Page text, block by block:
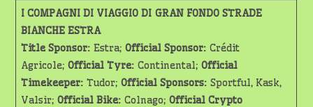
I COMPAGNI DI VIAGGIO DI GRAN FONDO STRADE
BIANCHE ESTRA
Title Sponsor: Estra;Official Sponsor: Crédit
Agricole;Official Tyre: Continental;Official
Timekeeper: Tudor;Official Sponsors: Sportful, Kask,
Valsir;Official Bike: Colnago;Official Crypto